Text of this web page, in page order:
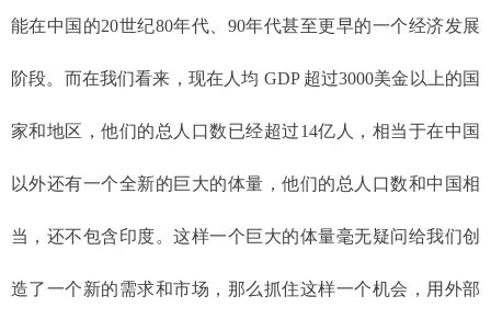
能在中国的20世纪80年代、90年代甚至更早的一个经济发展
阶段。而在我们看来，现在人均 GDP 超过3000美金以上的国
家和地区，他们的总人口数已经超过14亿人，相当于在中国
以外还有一个全新的巨大的体量，他们的总人口数和中国相
当，还不包含印度。这样一个巨大的体量毫无疑问给我们创
造了一个新的需求和市场，那么抓住这样一个机会，用外部